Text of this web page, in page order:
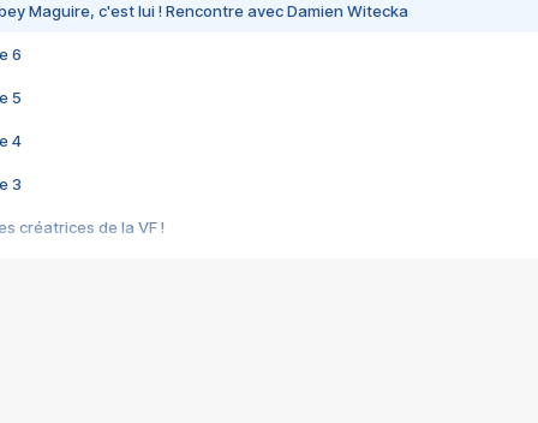
Maguire, c'est lui ! Rencontre avec Damien Witecka
6
5
4
3
créatrices de la VF !